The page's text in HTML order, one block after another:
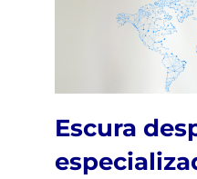
Escura